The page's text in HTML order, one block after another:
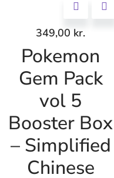
349,00 kr.
Pokemon
Gem Pack
vol 5
Booster Box
– Simplified
Chinese